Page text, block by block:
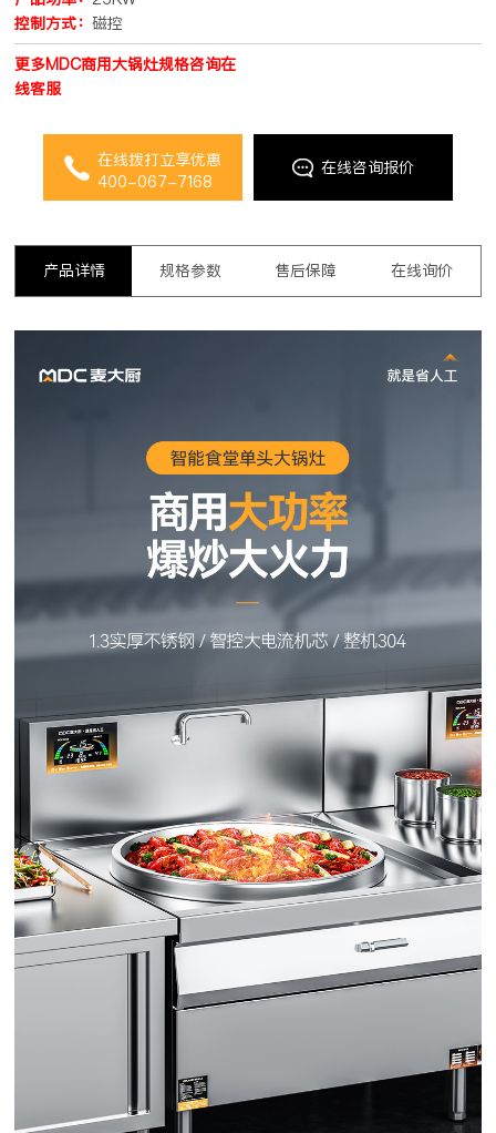
控制方式：磁控
更多MDC商用大锅灶规格咨询在
线客服
在线拨打立享优惠
400-067-7168
在线咨询报价
产品详情 规格参数 售后保障 在线询价